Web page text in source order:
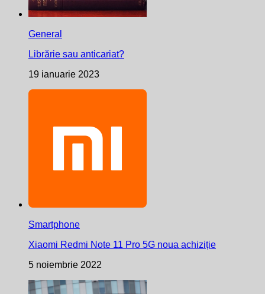
General
Librărie sau anticariat?
19 ianuarie 2023
Smartphone
Xiaomi Redmi Note 11 Pro 5G noua achiziție
5 noiembrie 2022